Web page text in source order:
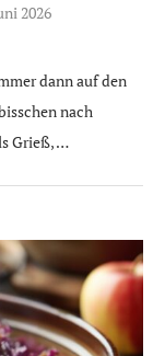
2026
dann auf den
nach
Grieß, …